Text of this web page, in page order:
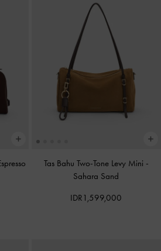
sempurna bagi Anda untuk
kami ke rotasi pakaian harian
Tas Bahu Two-Tone Levy Mini -
Sahara Sand
IDR1,599,000